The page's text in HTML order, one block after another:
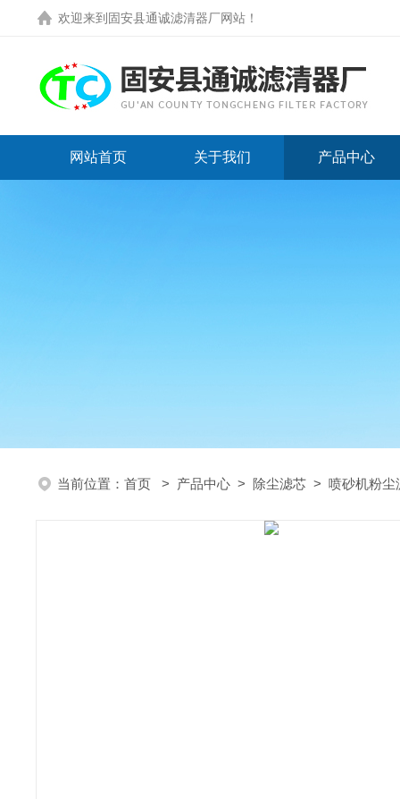
欢迎来到 固安县通诚滤清器厂网站 ！
网站首页 关于我们 产品中心
当前位置： 首页 > 产品中心 > 除尘滤芯 > 喷砂机粉尘